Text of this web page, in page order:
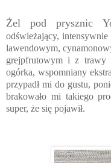
Żel pod prysznic
odświeżający,
lawendowym,
grejpfrutowym i z trawy
ogórka, wspomniany
przypadł mi do gustu,
brakowało mi takiego
super, że się pojawił.